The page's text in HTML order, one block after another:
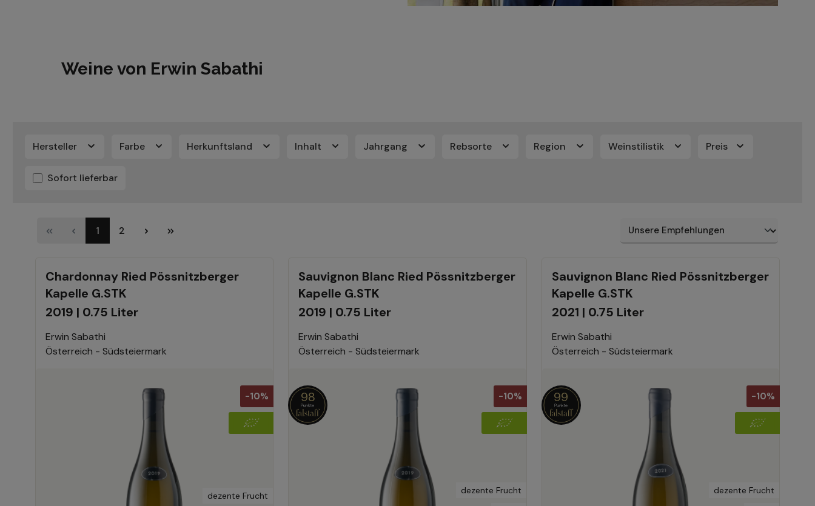
Weine von Erwin Sabathi
Hersteller Farbe Herkunftsland Inhalt Jahrgang Rebsorte Region Weinstilistik Preis
Sofort lieferbar
1 2
Chardonnay Ried Pössnitzberger
Kapelle G.STK
2019 | 0.75 Liter
Erwin Sabathi
Österreich - Südsteiermark
-10%
dezente Frucht
Sauvignon Blanc Ried Pössnitzberger
Kapelle G.STK
2019 | 0.75 Liter
Erwin Sabathi
Österreich - Südsteiermark
-10%
98
dezente Frucht
Sauvignon Blanc Ried Pössnitzberger
Kapelle G.STK
2021 | 0.75 Liter
Erwin Sabathi
Österreich - Südsteiermark
-10%
99
dezente Frucht